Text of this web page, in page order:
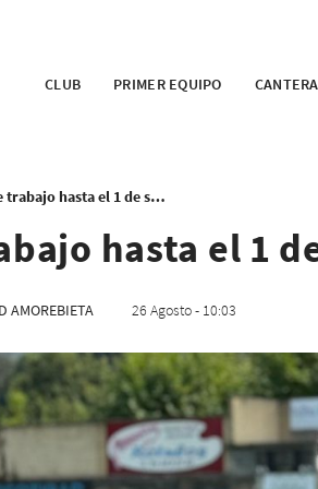
CLUB PRIMER EQUIPO CANTERA
Plan de trabajo hasta el 1 de septiembre
hasta el 1
AMOREBIETA 26 Agosto - 10:03